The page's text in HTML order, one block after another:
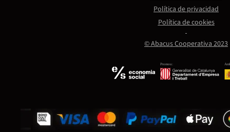
Promou:
© Abacus Cooperativa 2023
Política de privacidad
Política de cookies